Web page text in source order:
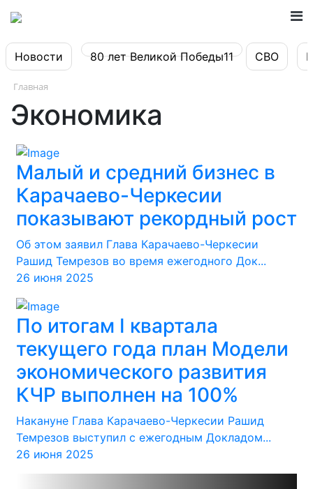
Новости 80 лет Великой Победы11 СВО
Главная
Экономика
Малый и средний бизнес в
Карачаево-Черкесии
показывают рекордный рост
Об этом заявил Глава Карачаево-Черкесии
Рашид Темрезов во время ежегодного Док...
26 июня 2025
По итогам I квартала
текущего года план Модели
экономического развития
КЧР выполнен на 100%
Накануне Глава Карачаево-Черкесии Рашид
Темрезов выступил с ежегодным Докладом...
26 июня 2025